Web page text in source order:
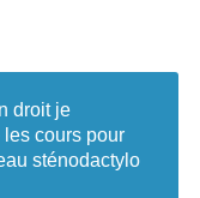
droit je
cours pour
sténodactylo